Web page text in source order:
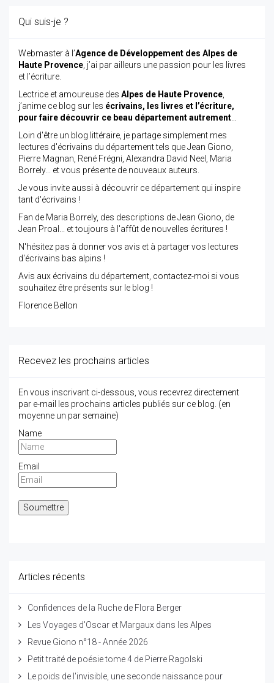
Qui suis-je ?
Webmaster à l’Agence de Développement des Alpes de
Haute Provence , j’ai par ailleurs une passion pour les livres
et l’écriture.
Lectrice et amoureuse des Alpes de Haute Provence
j’anime ce blog sur les écrivains, les livres et l’écriture,
pour faire découvrir ce beau département autrement
Loin d'être un blog littéraire, je partage simplement mes
lectures d'écrivains du département tels que Jean Giono,
Pierre Magnan, René Frégni, Alexandra David Neel, Maria
Borrely... et vous présente de nouveaux auteurs.
Je vous invite aussi à découvrir ce département qui inspire
tant d'écrivains !
Fan de Maria Borrely, des descriptions de Jean Giono, de
Jean Proal... et toujours à l'affût de nouvelles écritures !
N'hésitez pas à donner vos avis et à partager vos lectures
d'écrivains bas alpins !
Avis aux écrivains du département, contactez-moi si vous
souhaitez être présents sur le blog !
Florence Bellon
Recevez les prochains articles
En vous inscrivant ci-dessous, vous recevrez directement
par e-mail les prochains articles publiés sur ce blog. (en
moyenne un par semaine)
Name
Email
Articles récents
Confidences de la Ruche de Flora Berger
Les Voyages d'Oscar et Margaux dans les Alpes
Revue Giono n°18 - Année 2026
Petit traité de poésie tome 4 de Pierre Ragolski
Le poids de l'invisible, une seconde naissance pour